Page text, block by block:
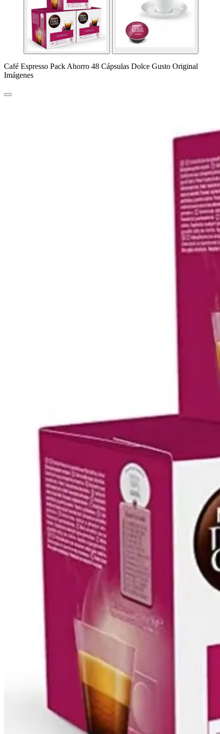
Café Espresso Pack Ahorro 48 Cápsulas Dolce Gusto Original
Imágenes